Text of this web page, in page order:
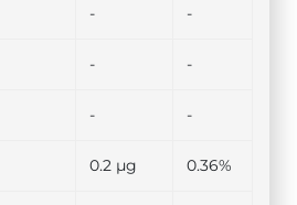
- -
- -
- -
0.2 µg 0.36%